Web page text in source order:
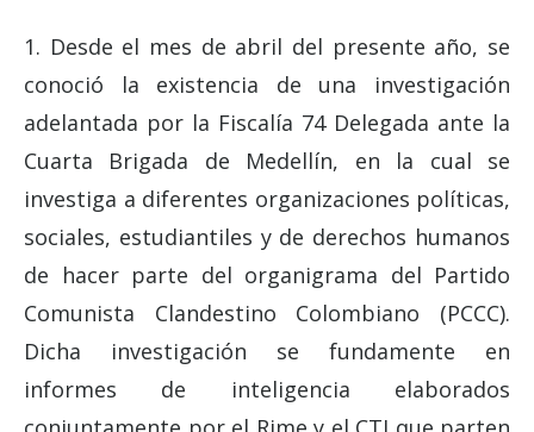
1. Desde el mes de abril del presente año, se
conoció la existencia de una investigación
adelantada por la Fiscalía 74 Delegada ante la
Cuarta Brigada de Medellín, en la cual se
investiga a diferentes organizaciones políticas,
sociales, estudiantiles y de derechos humanos
de hacer parte del organigrama del Partido
Comunista Clandestino Colombiano (PCCC).
Dicha investigación se fundamente en
informes de inteligencia elaborados